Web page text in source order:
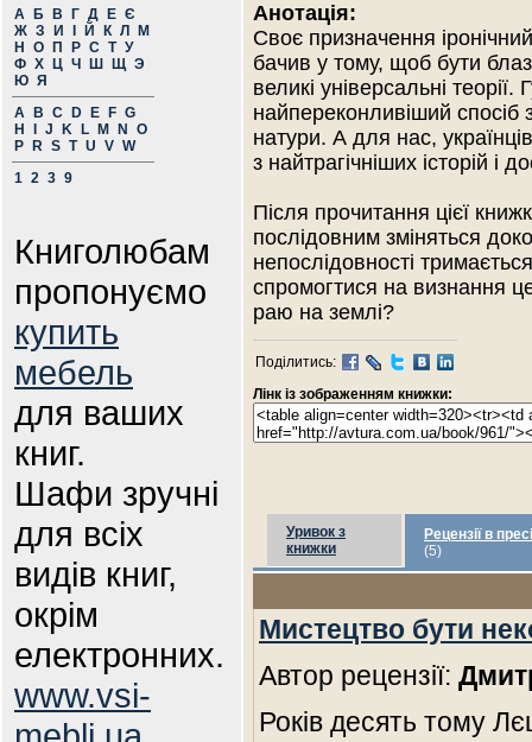
А Б В Г Д Е Є
Ж З И Й К Л
М
Н
О П Р С Т У
Ф Х Ц Ч Ш Щ Э
Ю Я
A
B C D E F G
H
J K L M N
O
P
R S T U V W
1 2 3 9
Книголюбам
пропонуємо
купить
мебель
для ваших
книг.
Шафи зручні
для всіх
видів книг,
окрім
електронних.
www.vsi-
Анотація:
Своє призначення
бачив у тому, щоб бути
великі універсальні
найпереконливіший спосіб
натури. А для нас,
з найтрагічніших історій і
Після прочитання цієї
послідовним зміняться
непослідовності
спромогтися на визнання
раю на землі?
Поділитись:
Лінк із зображенням книжки:
Уривок з
книжки
Рецензії в пресі
(5)
Мистецтво бути
Автор рецензії:
Років десять тому